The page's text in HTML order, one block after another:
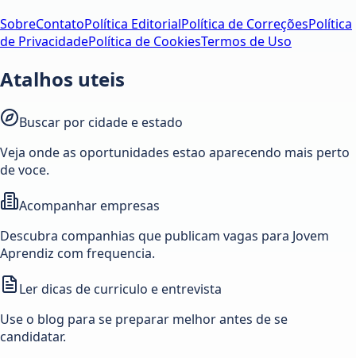
SobreContatoPolítica EditorialPolítica de CorreçõesPolítica
de PrivacidadePolítica de CookiesTermos de Uso
Atalhos uteis
Buscar por cidade e estado
Veja onde as oportunidades estao aparecendo mais perto
de voce.
Acompanhar empresas
Descubra companhias que publicam vagas para Jovem
Aprendiz com frequencia.
Ler dicas de curriculo e entrevista
Use o blog para se preparar melhor antes de se
candidatar.